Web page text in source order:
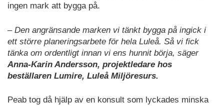
ingen mark att bygga på.
– Den angränsande marken vi tänkt bygga på ingick i
ett större planeringsarbete för hela Luleå. Så vi fick
tänka om ordentligt innan vi ens hunnit börja, säger
Anna-Karin Andersson, projektledare hos
beställaren Lumire, Luleå Miljöresurs.
Peab tog då hjälp av en konsult som lyckades minska